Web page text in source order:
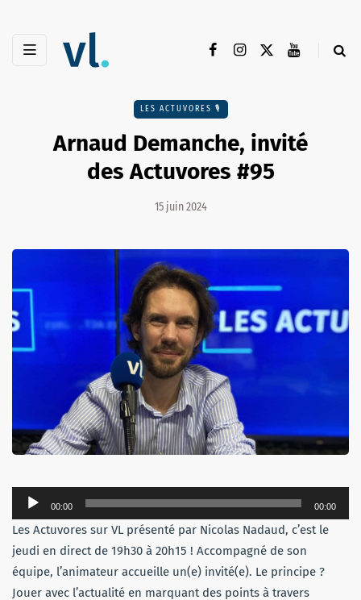
LES ACTUVORES 🎙
Arnaud Demanche, invité
des Actuvores #95
15 juin 2024
Lecteur
audio
00:00 00:00
Les Actuvores sur VL présenté par Nicolas Nadaud, c’est le
jeudi en direct de 19h30 à 20h15 ! Accompagné de son
équipe, l’animateur accueille un(e) invité(e). Le principe ?
Jouer avec l’actualité en marquant des points à travers